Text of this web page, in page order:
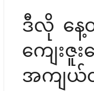
ဒီလို နေ့
ကျေး
အကျယ်တ